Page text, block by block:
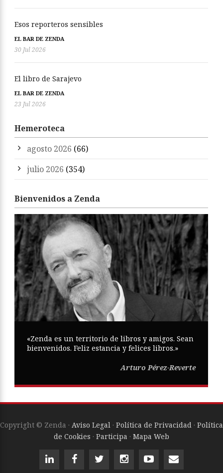
Esos reporteros sensibles
EL BAR DE ZENDA
30 Jul 2026
El libro de Sarajevo
EL BAR DE ZENDA
23 Jul 2026
Hemeroteca
agosto 2026 (66)
julio 2026 (354)
Bienvenidos a Zenda
«Zenda es un territorio de libros y amigos. Sean
bienvenidos. Feliz estancia y felices libros.»
Arturo Pérez-Reverte
Copyright © Zenda · Aviso Legal · Política de Privacidad · Política
de Cookies · Participa · Mapa Web